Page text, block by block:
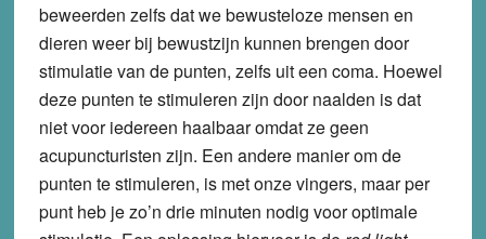
beweerden zelfs dat we bewusteloze mensen en
dieren weer bij bewustzijn kunnen brengen door
stimulatie van de punten, zelfs uit een coma. Hoewel
deze punten te stimuleren zijn door naalden is dat
niet voor iedereen haalbaar omdat ze geen
acupuncturisten zijn. Een andere manier om de
punten te stimuleren, is met onze vingers, maar per
punt heb je zo’n drie minuten nodig voor optimale